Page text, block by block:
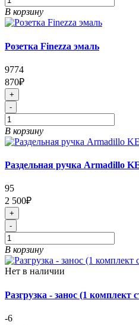
В корзину
Розетка Finezza эмаль
9774
870₽
+
-
В корзину
Раздельная ручка Armadillo
95
2 500₽
+
-
В корзину
Нет в наличии
Разгрузка - занос (1 комплект
-6